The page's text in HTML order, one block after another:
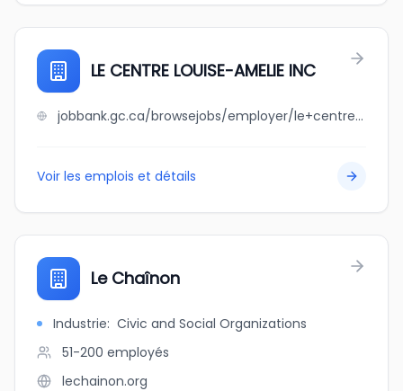
LE CENTRE LOUISE-AMELIE INC
jobbank.gc.ca/browsejobs/employer/le+centre+louise-amelie+inc/ca
Voir les emplois et détails
Le Chaînon
Industrie: Civic and Social Organizations
51-200 employés
lechainon.org